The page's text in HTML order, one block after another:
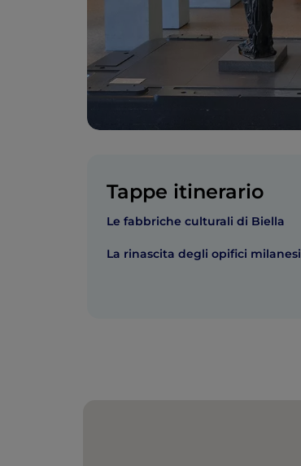
Tappe itinerario
Le fabbriche culturali di Biella
La rinascita degli opifici milanesi